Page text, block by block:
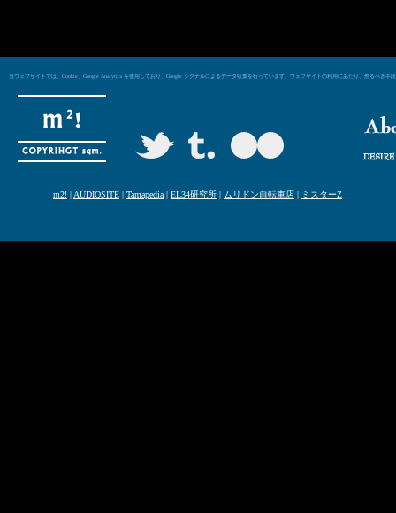
当ウェブサイトでは、Cookie、Google Analytics を使用しており、Google シグナルによるデータ収集を行っています。ウェブサイトの利用にあたり、然るべき
m2! | AUDIOSITE | Tamapedia | EL34研究所 | ムリドン自転車店 | ミスターZ